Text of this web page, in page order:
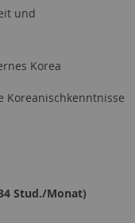
und
Korea
Koreanischkenntnisse
Stud./Monat)